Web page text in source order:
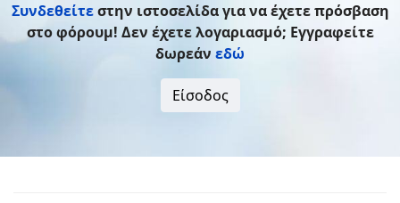
Συνδεθείτεστην ιστοσελίδα για να έχετε πρόσβαση
στο φόρουμ! Δεν έχετε λογαριασμό; Εγγραφείτε
δωρεάν εδώ
Είσοδος